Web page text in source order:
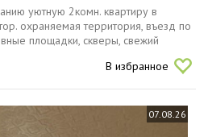
уютную 2комн. квартиpу в
охраняемая территория, въезд по
площадки, скверы, свежий
все это, всего в 10 минутах от
В избранное
07.08.26